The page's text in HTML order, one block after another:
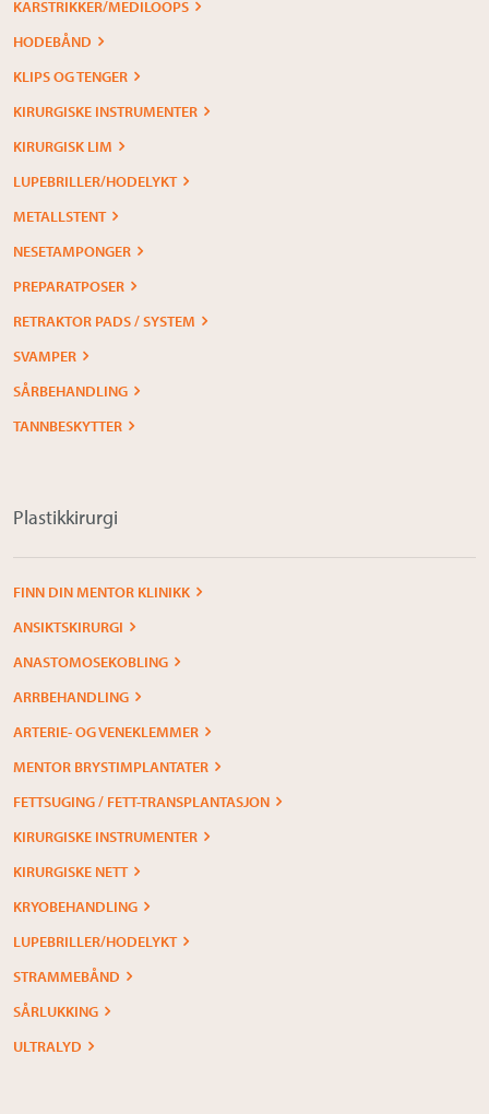
KARSTRIKKER/MEDILOOPS
HODEBÅND
KLIPS OG TENGER
KIRURGISKE INSTRUMENTER
KIRURGISK LIM
LUPEBRILLER/HODELYKT
METALLSTENT
NESETAMPONGER
PREPARATPOSER
RETRAKTOR PADS / SYSTEM
SVAMPER
SÅRBEHANDLING
TANNBESKYTTER
Plastikkirurgi
FINN DIN MENTOR KLINIKK
ANSIKTSKIRURGI
ANASTOMOSEKOBLING
ARRBEHANDLING
ARTERIE- OG VENEKLEMMER
MENTOR BRYSTIMPLANTATER
FETTSUGING / FETT-TRANSPLANTASJON
KIRURGISKE INSTRUMENTER
KIRURGISKE NETT
KRYOBEHANDLING
LUPEBRILLER/HODELYKT
STRAMMEBÅND
SÅRLUKKING
ULTRALYD